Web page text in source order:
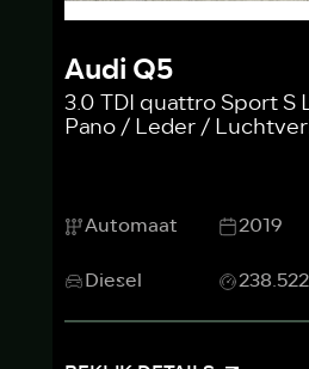
Audi Q5
3.0 TDI quattro Sport S
Pano / Leder /
Automaat
2019
Diesel